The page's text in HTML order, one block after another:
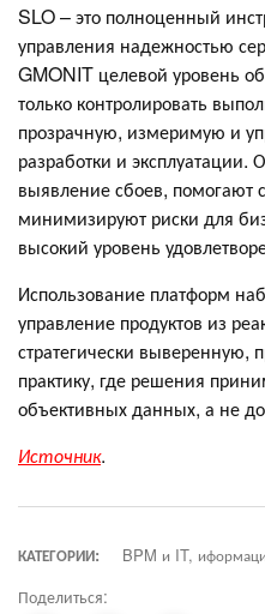
SLO – это полноценный
управления надежностью
GMONIT целевой уровень
только контролировать
прозрачную, измеримую и
разработки и
выявление сбоев, помогают
минимизируют риски для
высокий уровень
Использование платформ
управление продуктов из
стратегически выверенную,
практику, где решения
объективных данных, а не
Источник.
КАТЕГОРИИ: BPM и IT,
Поделиться: